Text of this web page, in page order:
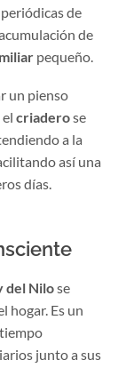
de
de
pequeño.
un pienso
criaderose
a la
así una
días.
del Nilose
hogar. Es un
junto a sus